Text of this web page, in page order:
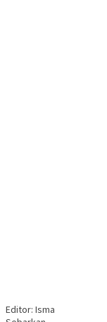
Editor: Isma